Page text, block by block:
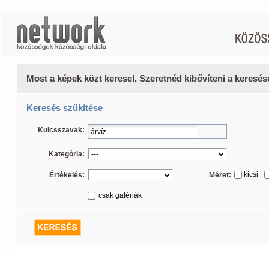
Most a képek közt keresel. Szeretnéd kibővíteni a
Keresés szűkítése
Kulcsszavak:
Kategória:
Értékelés: Méret: kicsi
csak galériák